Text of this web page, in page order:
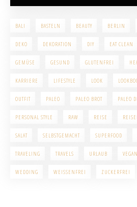
BALI BASTELN BEAUTY BERLIN
DEKO DEKORATION DIY EAT CLEAN
GEMÜSE GESUND GLUTENFREI
KARRIERE LIFESTYLE LOOK
OUTFIT PALEO PALEO BROT PALEO
PERSONAL STYLE RAW REISE
SALAT SELBSTGEMACHT SUPERFOOD
TRAVELING TRAVELS URLAUB VEGAN
WEDDING WEISSENFREI ZUCKERFREI